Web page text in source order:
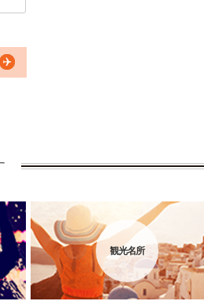
中
世
注
観光名所